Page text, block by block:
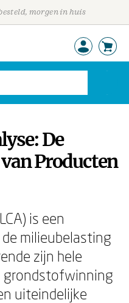
morgen in huis
De
Producten
is een
milieubelasting
zijn hele
grondstofwinning
uiteindelijke